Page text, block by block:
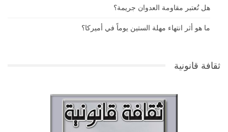
هل تُعتبر مقاومة العدوان جريمة؟
ما هو أثر انتهاء مهلة الستين يوماً في أميركا؟
ثقافة قانونية